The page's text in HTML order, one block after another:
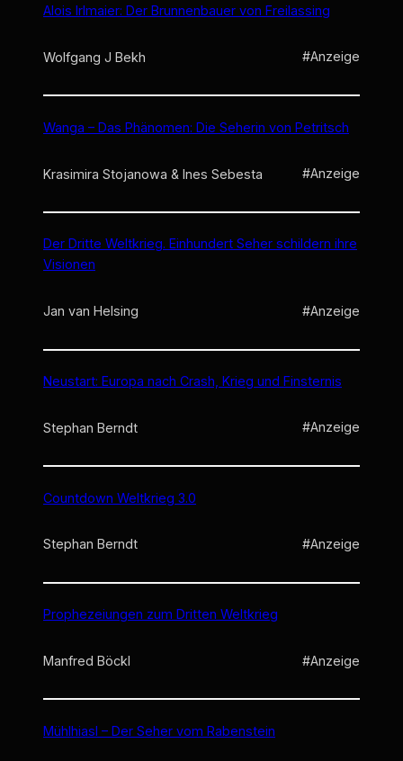
Alois Irlmaier: Der Brunnenbauer von Freilassing
Wolfgang J Bekh #Anzeige
Wanga – Das Phänomen: Die Seherin von Petritsch
Krasimira Stojanowa & Ines Sebesta #Anzeige
Der Dritte Weltkrieg. Einhundert Seher schildern ihre
Visionen
Jan van Helsing #Anzeige
Neustart: Europa nach Crash, Krieg und Finsternis
Stephan Berndt #Anzeige
Countdown Weltkrieg 3.0
Stephan Berndt #Anzeige
Prophezeiungen zum Dritten Weltkrieg
Manfred Böckl #Anzeige
Mühlhiasl – Der Seher vom Rabenstein